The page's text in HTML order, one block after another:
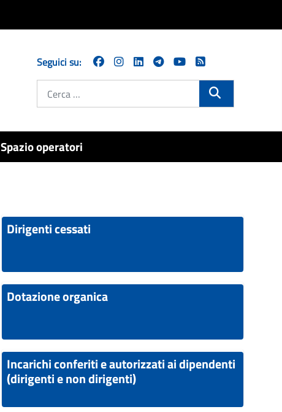
Seguici su:
Cerca
Spazio operatori
Dirigenti cessati
Dotazione organica
Incarichi conferiti e autorizzati ai dipendenti
(dirigenti e non dirigenti)